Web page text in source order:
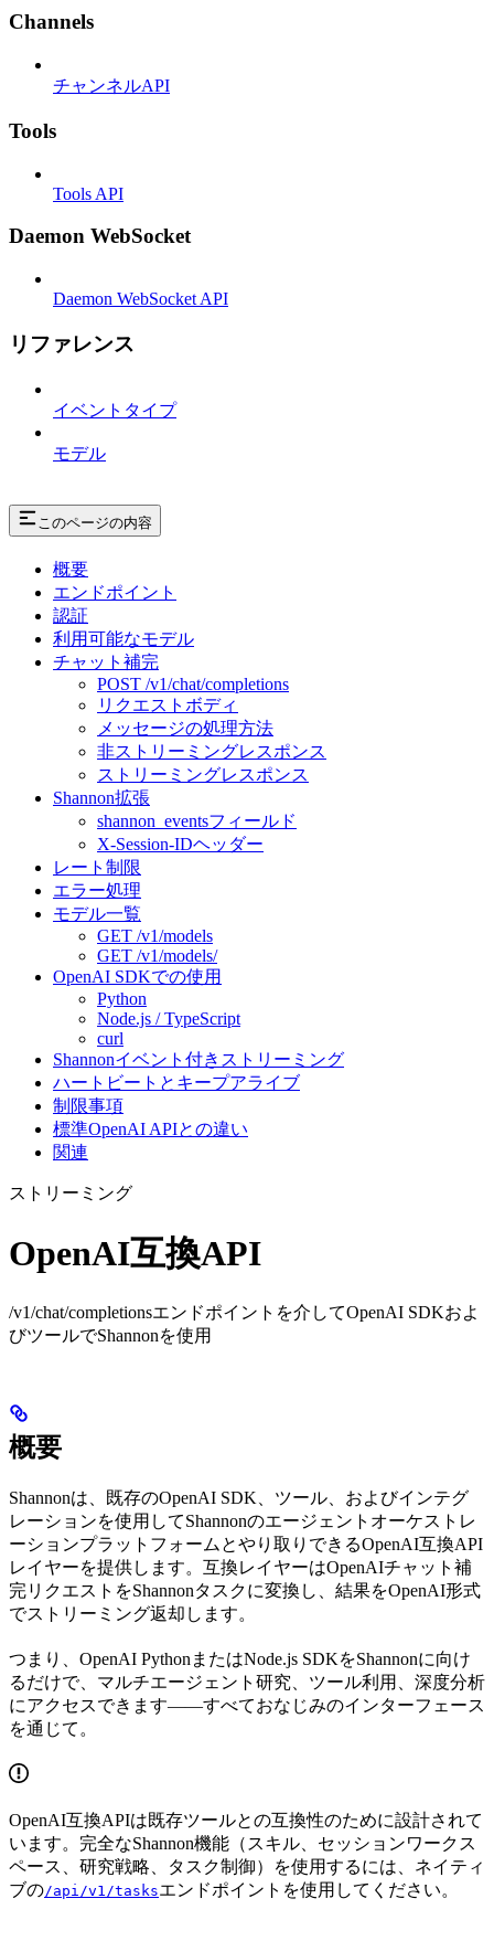
Channels
チャンネルAPI
Tools
Tools API
Daemon WebSocket
Daemon WebSocket API
リファレンス
イベントタイプ
モデル
このページの内容
概要
エンドポイント
認証
利用可能なモデル
チャット補完
POST /v1/chat/completions
リクエストボディ
メッセージの処理方法
非ストリーミングレスポンス
ストリーミングレスポンス
Shannon拡張
shannon_eventsフィールド
X-Session-IDヘッダー
レート制限
エラー処理
モデル一覧
GET /v1/models
GET /v1/models/
OpenAI SDKでの使用
Python
Node.js / TypeScript
curl
Shannonイベント付きストリーミング
ハートビートとキープアライブ
制限事項
標準OpenAI APIとの違い
関連
ストリーミング
OpenAI互換API
/v1/chat/completionsエンドポイントを介してOpenAI SDKおよ
びツールでShannonを使用
概要
Shannonは、既存のOpenAI SDK、ツール、およびインテグ
レーションを使用してShannonのエージェントオーケストレ
ーションプラットフォームとやり取りできるOpenAI互換API
レイヤーを提供します。互換レイヤーはOpenAIチャット補
完リクエストをShannonタスクに変換し、結果をOpenAI形式
でストリーミング返却します。
つまり、OpenAI PythonまたはNode.js SDKをShannonに向け
るだけで、マルチエージェント研究、ツール利用、深度分析
にアクセスできます——すべておなじみのインターフェース
を通じて。
OpenAI互換APIは既存ツールとの互換性のために設計されて
います。完全なShannon機能（スキル、セッションワークス
ペース、研究戦略、タスク制御）を使用するには、ネイティ
ブの/api/v1/tasksエンドポイントを使用してください。